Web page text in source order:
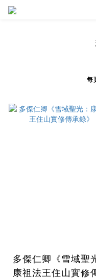
每
多傑仁卿《雪域聖
康祖法王住山實修